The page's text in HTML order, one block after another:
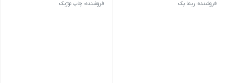
فروشنده: ریما پک فروشنده: چاپ نوژیک